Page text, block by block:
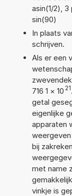
asin(1/2),
sin(90)
In plaats
schrijven.
Als er een
716 1 × 10 21
getal
eigenlijke
apparaten
bij
met name
vinkje is